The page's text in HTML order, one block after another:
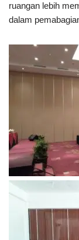
ruangan lebih
dalam